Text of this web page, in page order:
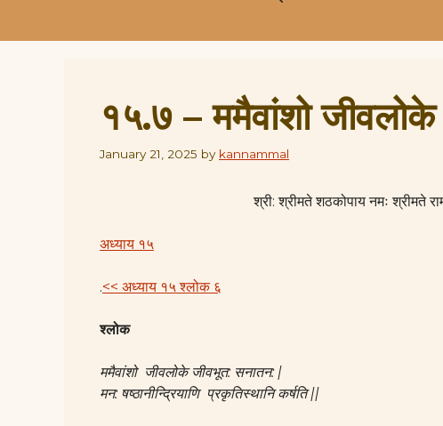
१५.७ – ममैवांशो जीवलोके
January 21, 2025 by kannammal
श्री: श्रीमते शठकोपाय नमः श्रीमते
अध्याय १५
.<< अध्याय १५ श्लोक ६
श्लोक
ममैवांशो जीवलोके जीवभूत: सनातन: |
मन: षष्ठानीन्द्रियाणि प्रकृतिस्थानि कर्षति ||